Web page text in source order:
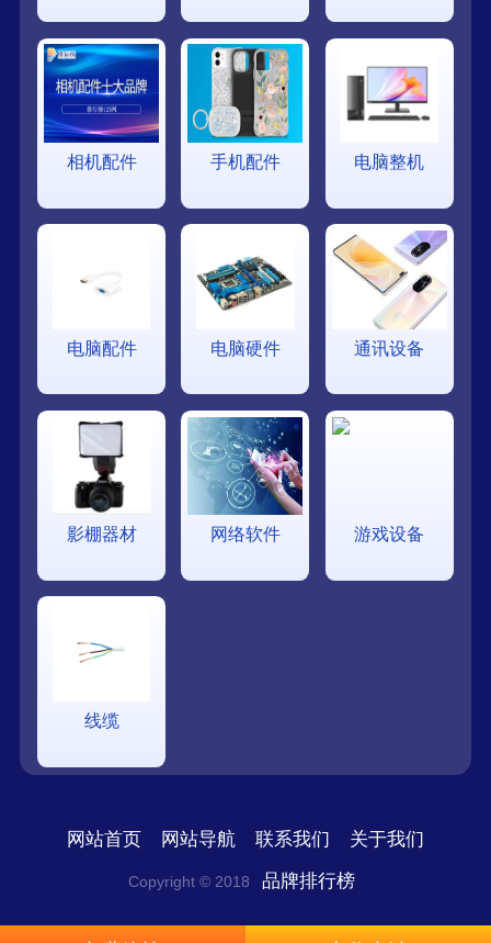
相机配件 手机配件 电脑整机
电脑配件 电脑硬件 通讯设备
影棚器材 网络软件 游戏设备
线缆
网站首页 网站导航 联系我们 关于我们
Copyright © 2018 品牌排行榜